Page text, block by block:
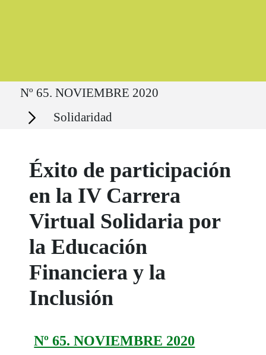
Ruta del sitio
Nº 65. NOVIEMBRE 2020
Secciones Solidaridad
Éxito de participación
en la IV Carrera
Virtual Solidaria por
la Educación
Financiera y la
Inclusión
Nº 65. NOVIEMBRE 2020